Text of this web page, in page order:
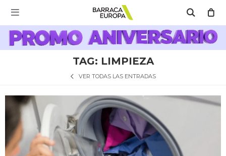

TAG: LIMPIEZA
VER TODAS LAS ENTRADAS
MI CUENTA
Catálogo Escríbenos Aquí!! Promo Aniversario
Cocina
Refrigeración